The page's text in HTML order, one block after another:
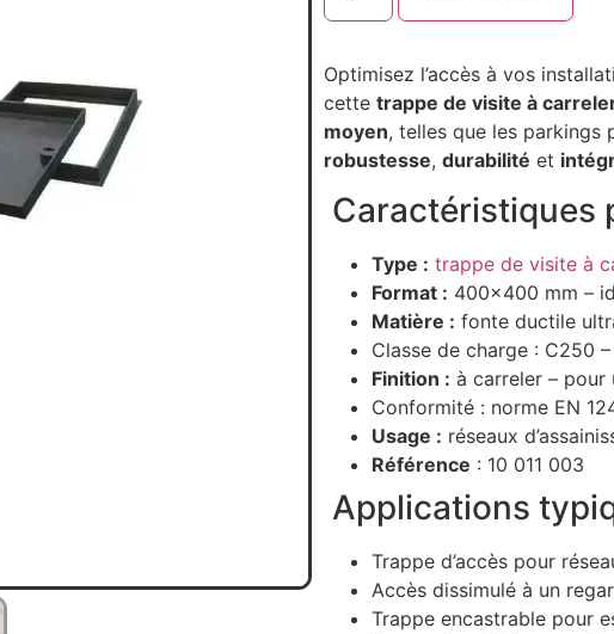
Optimisez l’accès à vos
cette trappe de visite à
moyen, telles que les parkings
robustesse, durabilité et
Caractéristiques
Type : trappe de visite à
Format : 400×400 mm –
Matière : fonte ductile
Classe de charge : C250
Finition : à carreler – pour
Conformité : norme EN
Usage : réseaux
Référence : 10 011 003
Applications
Trappe d’accès pour
Accès dissimulé à un
Trappe encastrable pour